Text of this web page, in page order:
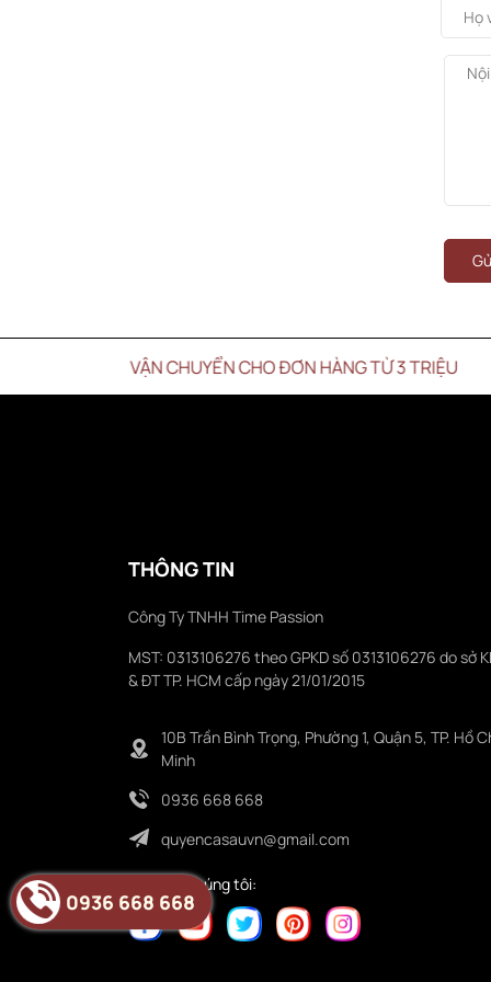
CHUYỂN CHO ĐƠN HÀNG TỪ 3 TRIỆU
THÔNG TIN
Công Ty TNHH Time Passion
MST: 0313106276 theo GPKD số 0313106276 do sở
& ĐT TP. HCM cấp ngày 21/01/2015
10B Trần Bình Trọng, Phường 1, Quận 5, TP. Hồ
Minh
0936 668 668
quyencasauvn@gmail.com
Folower chúng tôi:
0936 668 668